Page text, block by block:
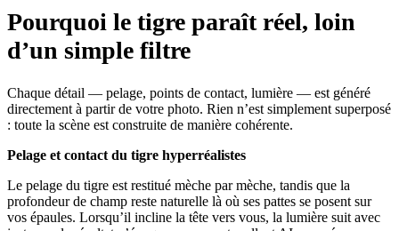
Pourquoi le tigre paraît réel, loin
d’un simple filtre
Chaque détail — pelage, points de contact, lumière — est généré
directement à partir de votre photo. Rien n’est simplement superposé
: toute la scène est construite de manière cohérente.
Pelage et contact du tigre hyperréalistes
Le pelage du tigre est restitué mèche par mèche, tandis que la
profondeur de champ reste naturelle là où ses pattes se posent sur
vos épaules. Lorsqu’il incline la tête vers vous, la lumière suit avec